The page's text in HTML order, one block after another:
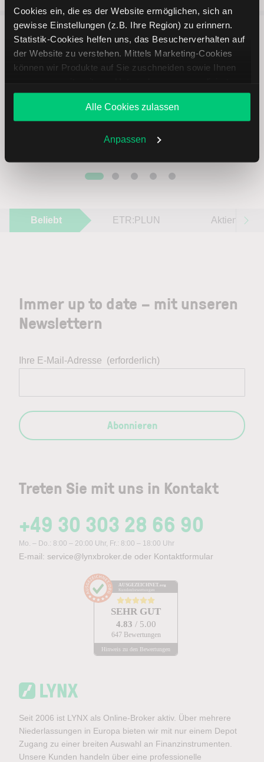
Cookies ein, die es der Website ermöglichen, sich an
gewisse Einstellungen (z.B. Ihre Region) zu erinnern.
Statistik-Cookies helfen uns, das Besucherverhalten auf
der Website zu verstehen. Mittels Marketing-Cookies
können wir Produkte auf Sie zuschneiden sowie Ihnen
Angebote unterbreiten. Sie entscheiden, welche Cookies
Sie zulassen oder ablehnen. Ihre Entscheidung können
Sie jederzeit in denCookie-Einstellungenändern.
Weitere Infos auch in unsererDatenschutzerklärung
Alle Cookies zulassen
Anpassen
5 entscheidende Vorteile vom
Online Broker LYNX
Weltweites Handeln
Beliebt ETR:PLUN Aktien im
Treten Sie mit uns in Kontakt
+49 30 303 28 66 90
Mo. – Do.: 8:00 – 20:00 Uhr, Fr.: 8:00 – 18:00 Uhr
E-mail: service@lynxbroker.de oder Kontaktformular
AUSGEZEICHNET .org
Kundenbewertungen
SEHR GUT
4.83 / 5.00
647 Bewertungen
Hinweis zu den Bewertungen
Immer up to date – mit unseren
Newslettern
Ihre E-Mail-Adresse (erforderlich)
Abonnieren
Seit 2006 ist LYNX als Online-Broker aktiv. Über mehrere
Niederlassungen in Europa bieten wir mit nur einem Depot
Zugang zu einer breiten Auswahl an Finanzinstrumenten.
Unsere Kunden handeln über eine professionelle